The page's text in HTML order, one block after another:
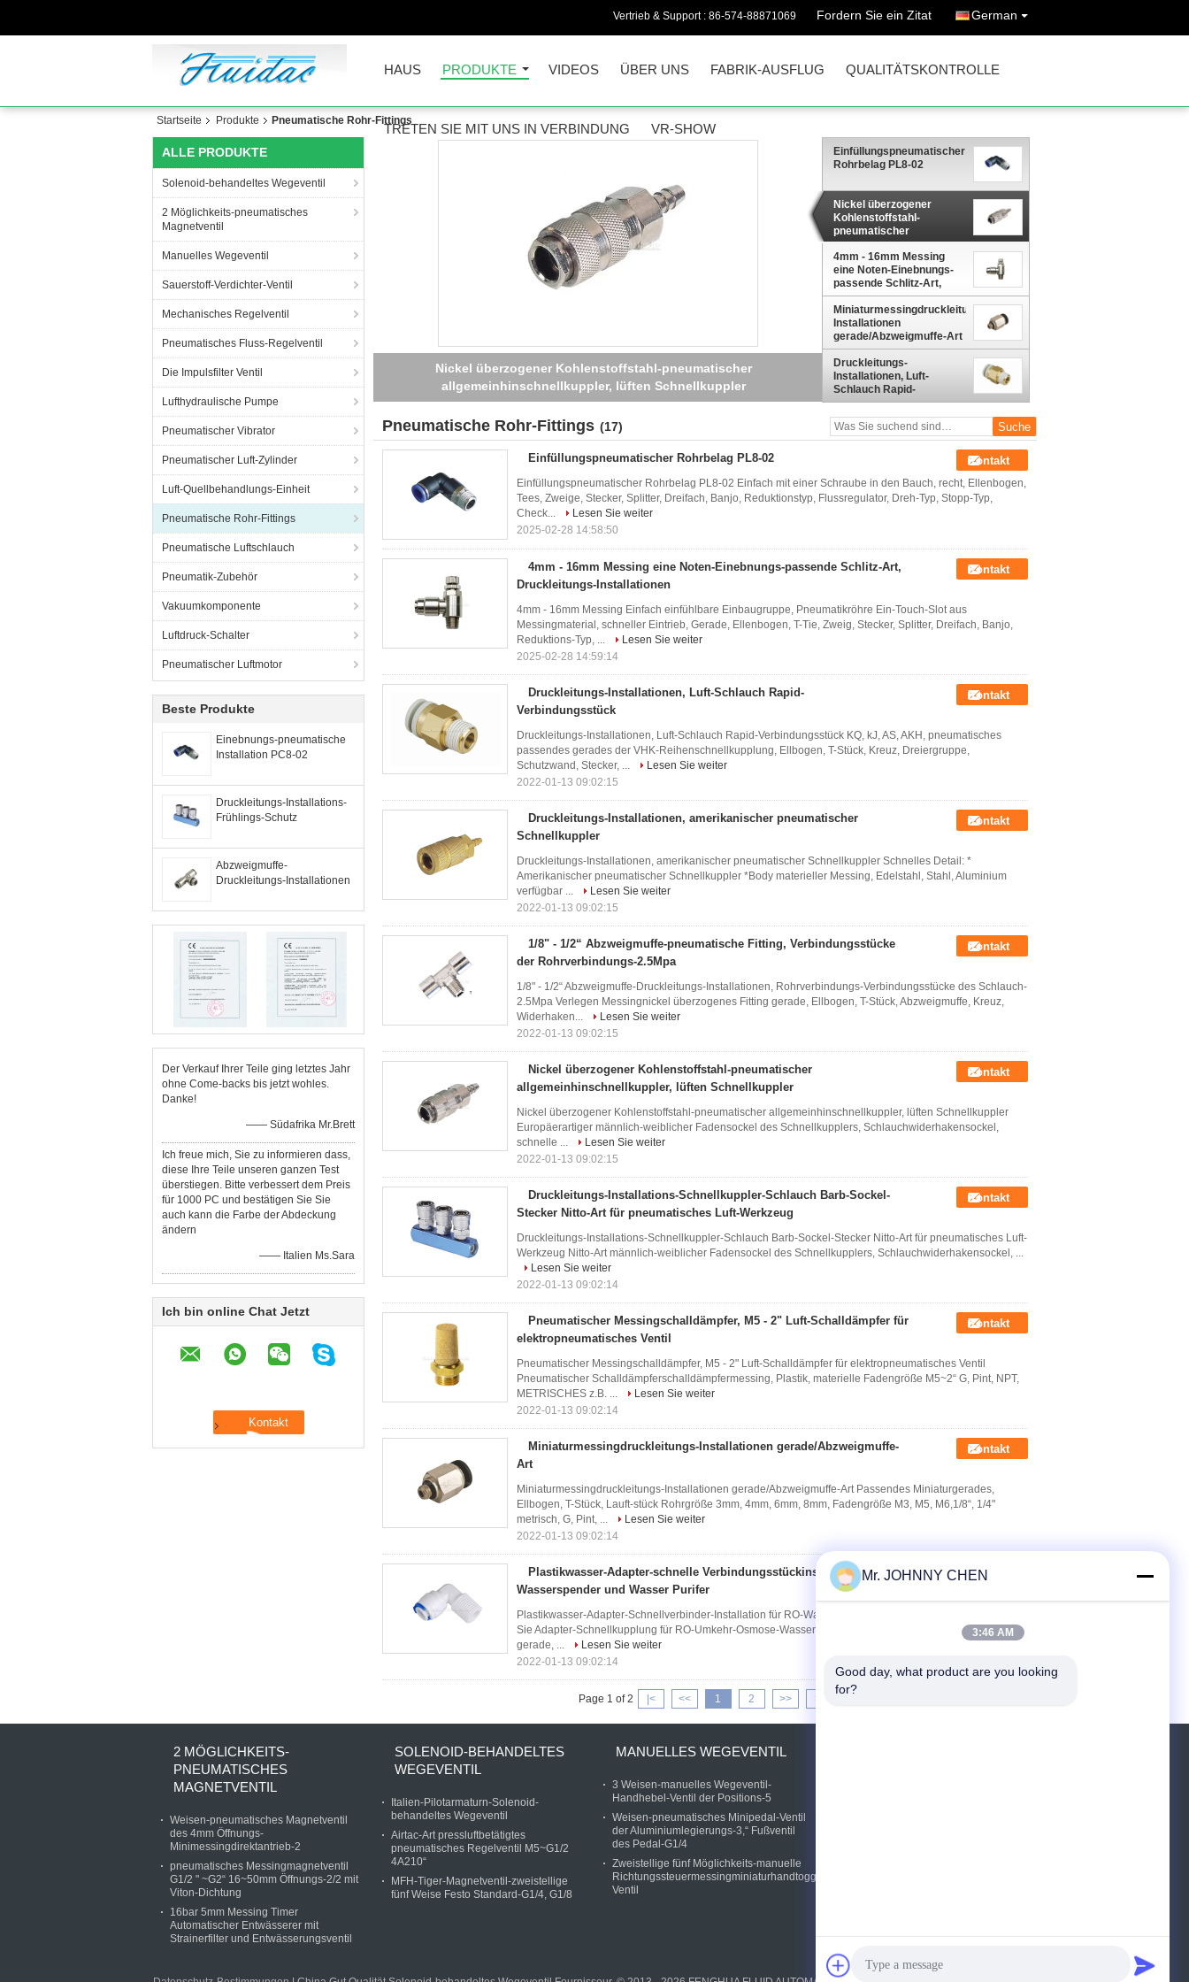
Vertrieb & Support : 86-574-88871069 Fordern Sie ein Zitat German
HAUS PRODUKTE VIDEOS ÜBER UNS FABRIK-AUSFLUG QUALITÄTSKONTROLLE
TRETEN SIE MIT UNS IN VERBINDUNG VR-SHOW
Startseite Produkte Pneumatische Rohr-Fittings
ALLE PRODUKTE
Solenoid-behandeltes Wegeventil
2 Möglichkeits-pneumatisches
Magnetventil
Manuelles Wegeventil
Sauerstoff-Verdichter-Ventil
Mechanisches Regelventil
Pneumatisches Fluss-Regelventil
Die Impulsfilter Ventil
Lufthydraulische Pumpe
Pneumatischer Vibrator
Pneumatischer Luft-Zylinder
Luft-Quellbehandlungs-Einheit
Pneumatische Rohr-Fittings
Pneumatische Luftschlauch
Pneumatik-Zubehör
Vakuumkomponente
Luftdruck-Schalter
Pneumatischer Luftmotor
Beste Produkte
Einebnungs-pneumatische
Installation PC8-02
Druckleitungs-Installations-
Frühlings-Schutz
Abzweigmuffe-
Druckleitungs-Installationen
Der Verkauf Ihrer Teile ging letztes Jahr
ohne Come-backs bis jetzt wohles.
Danke!
—— Südafrika Mr.Brett
Ich freue mich, Sie zu informieren dass,
diese Ihre Teile unseren ganzen Test
überstiegen. Bitte verbessert dem Preis
für 1000 PC und bestätigen Sie Sie
auch kann die Farbe der Abdeckung
ändern
—— Italien Ms.Sara
Ich bin online Chat Jetzt
Nickel überzogener Kohlenstoffstahl-pneumatischer
allgemeinhinschnellkuppler, lüften Schnellkuppler
Einfüllungspneumatischer
Rohrbelag PL8-02
Nickel überzogener
Kohlenstoffstahl-
pneumatischer
allgemeinhinschnellkuppler,
lüften Schnellkuppler
4mm - 16mm Messing
eine Noten-Einebnungs-
passende Schlitz-Art,
Druckleitungs-
Installationen
Miniaturmessingdruckleitungs-
Installationen
gerade/Abzweigmuffe-Art
Druckleitungs-
Installationen, Luft-
Schlauch Rapid-
Verbindungsstück
Pneumatische Rohr-Fittings (17)
Einfüllungspneumatischer Rohrbelag PL8-02 Kontakt
Einfüllungspneumatischer Rohrbelag PL8-02 Einfach mit einer Schraube in den Bauch, recht, Ellenbogen,
Tees, Zweige, Stecker, Splitter, Dreifach, Banjo, Reduktionstyp, Flussregulator, Dreh-Typ, Stopp-Typ,
Check...
Lesen Sie weiter
2025-02-28 14:58:50
4mm - 16mm Messing eine Noten-Einebnungs-passende Schlitz-Art,
Druckleitungs-Installationen
Kontakt
4mm - 16mm Messing Einfach einfühlbare Einbaugruppe, Pneumatikröhre Ein-Touch-Slot aus
Messingmaterial, schneller Eintrieb, Gerade, Ellenbogen, T-Tie, Zweig, Stecker, Splitter, Dreifach, Banjo,
Reduktions-Typ, ...
Lesen Sie weiter
2025-02-28 14:59:14
Druckleitungs-Installationen, Luft-Schlauch Rapid-
Verbindungsstück
Kontakt
Druckleitungs-Installationen, Luft-Schlauch Rapid-Verbindungsstück KQ, kJ, AS, AKH, pneumatisches
passendes gerades der VHK-Reihenschnellkupplung, Ellbogen, T-Stück, Kreuz, Dreiergruppe,
Schutzwand, Stecker, ...
Lesen Sie weiter
2022-01-13 09:02:15
Druckleitungs-Installationen, amerikanischer pneumatischer
Schnellkuppler
Kontakt
Druckleitungs-Installationen, amerikanischer pneumatischer Schnellkuppler Schnelles Detail: *
Amerikanischer pneumatischer Schnellkuppler *Body materieller Messing, Edelstahl, Stahl, Aluminium
verfügbar ...
Lesen Sie weiter
2022-01-13 09:02:15
1/8" - 1/2“ Abzweigmuffe-pneumatische Fitting, Verbindungsstücke
der Rohrverbindungs-2.5Mpa
Kontakt
1/8" - 1/2“ Abzweigmuffe-Druckleitungs-Installationen, Rohrverbindungs-Verbindungsstücke des Schlauch-
2.5Mpa Verlegen Messingnickel überzogenes Fitting gerade, Ellbogen, T-Stück, Abzweigmuffe, Kreuz,
Widerhaken...
Lesen Sie weiter
2022-01-13 09:02:15
Nickel überzogener Kohlenstoffstahl-pneumatischer
allgemeinhinschnellkuppler, lüften Schnellkuppler
Kontakt
Nickel überzogener Kohlenstoffstahl-pneumatischer allgemeinhinschnellkuppler, lüften Schnellkuppler
Europäerartiger männlich-weiblicher Fadensockel des Schnellkupplers, Schlauchwiderhakensockel,
schnelle ...
Lesen Sie weiter
2022-01-13 09:02:15
Druckleitungs-Installations-Schnellkuppler-Schlauch Barb-Sockel-
Stecker Nitto-Art für pneumatisches Luft-Werkzeug
Kontakt
Druckleitungs-Installations-Schnellkuppler-Schlauch Barb-Sockel-Stecker Nitto-Art für pneumatisches Luft-
Werkzeug Nitto-Art männlich-weiblicher Fadensockel des Schnellkupplers, Schlauchwiderhakensockel, ...
Lesen Sie weiter
2022-01-13 09:02:14
Pneumatischer Messingschalldämpfer, M5 - 2" Luft-Schalldämpfer für
elektropneumatisches Ventil
Kontakt
Pneumatischer Messingschalldämpfer, M5 - 2" Luft-Schalldämpfer für elektropneumatisches Ventil
Pneumatischer Schalldämpferschalldämpfermessing, Plastik, materielle Fadengröße M5~2“ G, Pint, NPT,
METRISCHES z.B. ...
Lesen Sie weiter
2022-01-13 09:02:14
Miniaturmessingdruckleitungs-Installationen gerade/Abzweigmuffe-
Art
Kontakt
Miniaturmessingdruckleitungs-Installationen gerade/Abzweigmuffe-Art Passendes Miniaturgerades,
Ellbogen, T-Stück, Lauft-stück Rohrgröße 3mm, 4mm, 6mm, 8mm, Fadengröße M3, M5, M6,1/8“, 1/4"
metrisch, G, Pint, ...
Lesen Sie weiter
2022-01-13 09:02:14
Plastikwasser-Adapter-schnelle Verbindungsstückinstallation für RO-
Wasserspender und Wasser Purifer
Kontakt
Plastikwasser-Adapter-Schnellverbinder-Installation für RO-Wasserspender und Wasser Purifer Wässern
Sie Adapter-Schnellkupplung für RO-Umkehr-Osmose-Wasserspender, Wasser purifer Anwendung inline
gerade, ...
Lesen Sie weiter
2022-01-13 09:02:14
Page 1 of 2 |< << 1 2 >> >|
2 MÖGLICHKEITS-
PNEUMATISCHES
MAGNETVENTIL
Weisen-pneumatisches Magnetventil
des 4mm Öffnungs-
Minimessingdirektantrieb-2
pneumatisches Messingmagnetventil
G1/2 " ~G2“ 16~50mm Öffnungs-2/2 mit
Viton-Dichtung
16bar 5mm Messing Timer
Automatischer Entwässerer mit
Strainerfilter und Entwässerungsventil
SOLENOID-BEHANDELTES
WEGEVENTIL
Italien-Pilotarmaturn-Solenoid-
behandeltes Wegeventil
Airtac-Art pressluftbetätigtes
pneumatisches Regelventil M5~G1/2
4A210“
MFH-Tiger-Magnetventil-zweistellige
fünf Weise Festo Standard-G1/4, G1/8
MANUELLES WEGEVENTIL
3 Weisen-manuelles Wegeventil-
Handhebel-Ventil der Positions-5
Weisen-pneumatisches Minipedal-Ventil
der Aluminiumlegierungs-3,“ Fußventil
des Pedal-G1/4
Zweistellige fünf Möglichkeits-manuelle
Richtungssteuermessingminiaturhandtoggle-
Ventil
Mr. JOHNNY CHEN
3:46 AM
Good day, what product are you looking
for?